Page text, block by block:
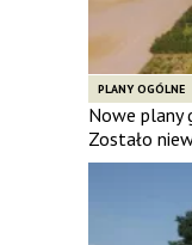
PLANY OGÓLNE
Nowe plany
Zostało